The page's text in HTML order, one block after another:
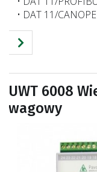
• DAT 11/
UWT 6008
wagowy